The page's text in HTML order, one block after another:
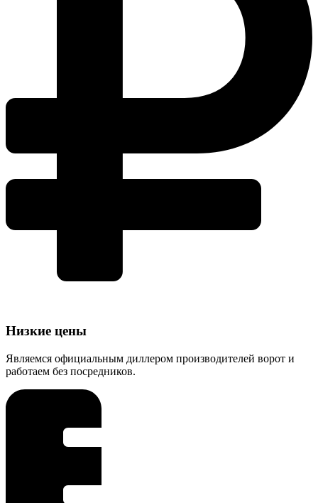
Низкие цены
Являемся официальным диллером производителей ворот и
работаем без посредников.